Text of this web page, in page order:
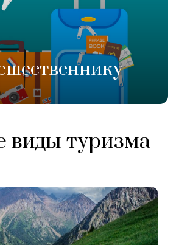
виды туризма